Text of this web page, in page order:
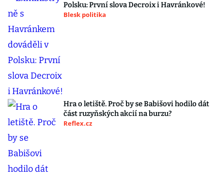
Polsku: První slova Decroix i Havránkové!
Blesk politika
Hra o letiště. Proč by se Babišovi hodilo dát
část ruzyňských akcií na burzu?
Reflex.cz